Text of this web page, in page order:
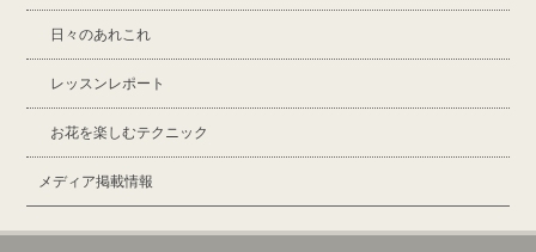
日々のあれこれ
レッスンレポート
お花を楽しむテクニック
メディア掲載情報